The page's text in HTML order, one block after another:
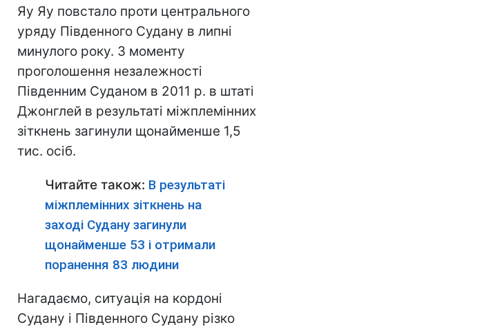
Яу Яу повстало проти центрального
уряду Південного Судану в липні
минулого року. З моменту
проголошення незалежності
Південним Суданом в 2011 р. в штаті
Джонглей в результаті міжплемінних
зіткнень загинули щонайменше 1,5
тис. осіб.
Читайте також: В результаті
міжплемінних зіткнень на
заході Судану загинули
щонайменше 53 і отримали
поранення 83 людини
Нагадаємо, ситуація на кордоні
Судану і Південного Судану різко